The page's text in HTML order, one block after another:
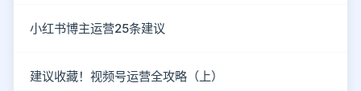
小红书博主运营25条建议
建议收藏！视频号运营全攻略（上）